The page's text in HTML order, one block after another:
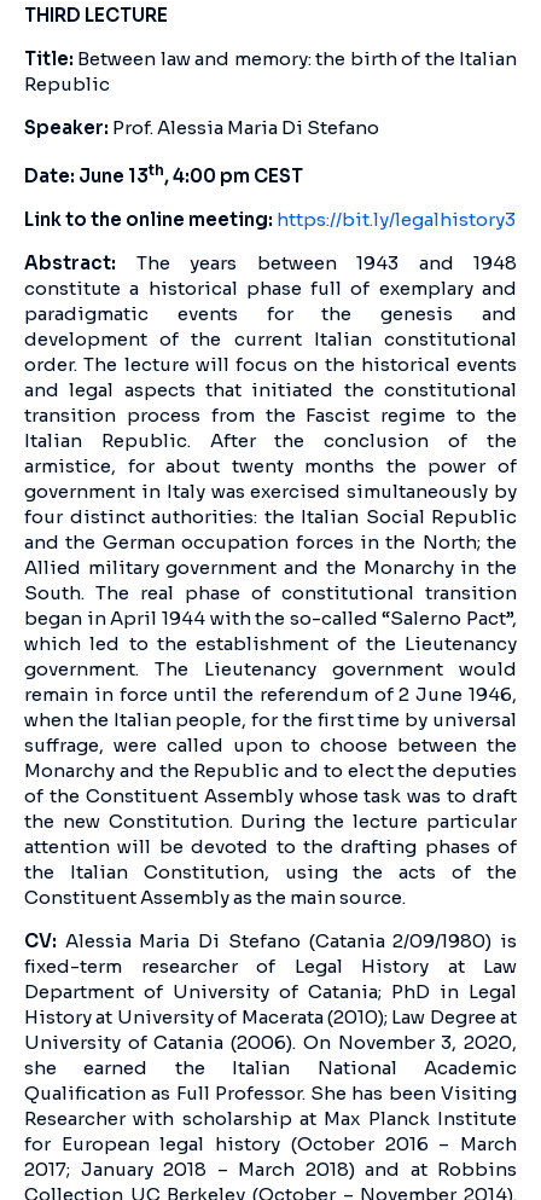
THIRD LECTURE
Title: Between law and memory: the birth of the Italian
Republic
Speaker: Prof. Alessia Maria Di Stefano
Date: June 13th, 4:00 pm CEST
Link to the online meeting: https://bit.ly/legalhistory3
Abstract: The years between 1943 and 1948
constitute a historical phase full of exemplary and
paradigmatic events for the genesis and
development of the current Italian constitutional
order. The lecture will focus on the historical events
and legal aspects that initiated the constitutional
transition process from the Fascist regime to the
Italian Republic. After the conclusion of the
armistice, for about twenty months the power of
government in Italy was exercised simultaneously by
four distinct authorities: the Italian Social Republic
and the German occupation forces in the North; the
Allied military government and the Monarchy in the
South. The real phase of constitutional transition
began in April 1944 with the so-called “Salerno Pact”,
which led to the establishment of the Lieutenancy
government. The Lieutenancy government would
remain in force until the referendum of 2 June 1946,
when the Italian people, for the first time by universal
suffrage, were called upon to choose between the
Monarchy and the Republic and to elect the deputies
of the Constituent Assembly whose task was to draft
the new Constitution. During the lecture particular
attention will be devoted to the drafting phases of
the Italian Constitution, using the acts of the
Constituent Assembly as the main source.
CV: Alessia Maria Di Stefano (Catania 2/09/1980) is
fixed-term researcher of Legal History at Law
Department of University of Catania; PhD in Legal
History at University of Macerata (2010); Law Degree at
University of Catania (2006). On November 3, 2020,
she earned the Italian National Academic
Qualification as Full Professor. She has been Visiting
Researcher with scholarship at Max Planck Institute
for European legal history (October 2016 – March
2017; January 2018 – March 2018) and at Robbins
Collection UC Berkeley (October – November 2014).